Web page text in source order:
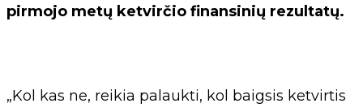
pirmojo metų ketvirčio finansinių rezultatų.
„Kol kas ne, reikia palaukti, kol baigsis ketvirtis